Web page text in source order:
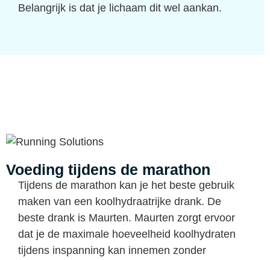
Belangrijk is dat je lichaam dit wel aankan.
Voeding tijdens de marathon
Tijdens de marathon kan je het beste gebruik
maken van een koolhydraatrijke drank. De
beste drank is Maurten. Maurten zorgt ervoor
dat je de maximale hoeveelheid koolhydraten
tijdens inspanning kan innemen zonder